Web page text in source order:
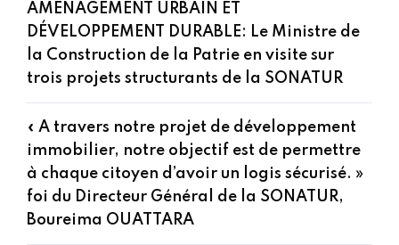
AMÉNAGEMENT URBAIN ET
DÉVELOPPEMENT DURABLE: Le Ministre de
la Construction de la Patrie en visite sur
trois projets structurants de la SONATUR
« A travers notre projet de développement
immobilier, notre objectif est de permettre
à chaque citoyen d’avoir un logis sécurisé. »
foi du Directeur Général de la SONATUR,
Boureima OUATTARA